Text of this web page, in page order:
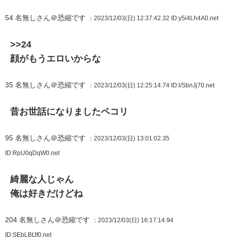
54 名無しさん＠恐縮です ：2023/12/03(日) 12:37:42.32 ID:y5i4Lh4A0.net
>>24
顔がもうエロいからな
35 名無しさん＠恐縮です ：2023/12/03(日) 12:25:14.74 ID:l/SbnJj70.net
昔お世話になりましたペコリ
95 名無しさん＠恐縮です ：2023/12/03(日) 13:01:02.35
ID:RpU0qDqW0.net
綺麗な人じゃん
俺は好きだけどね
204 名無しさん＠恐縮です ：2023/12/03(日) 16:17:14.94
ID:SEbLBtJf0.net